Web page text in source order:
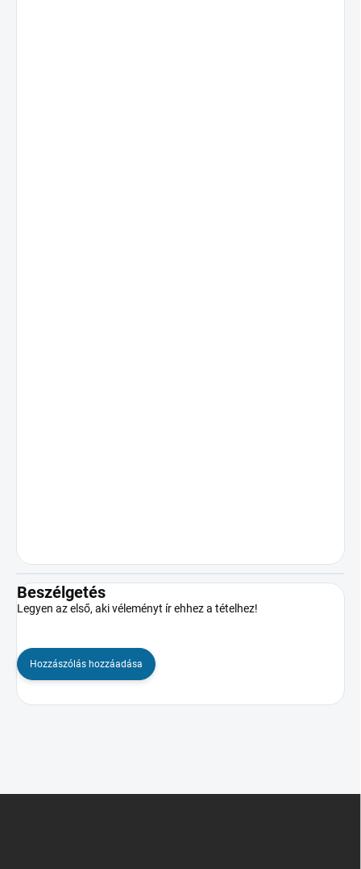
Beszélgetés
Legyen az első, aki véleményt ír ehhez a tételhez!
Hozzászólás hozzáadása